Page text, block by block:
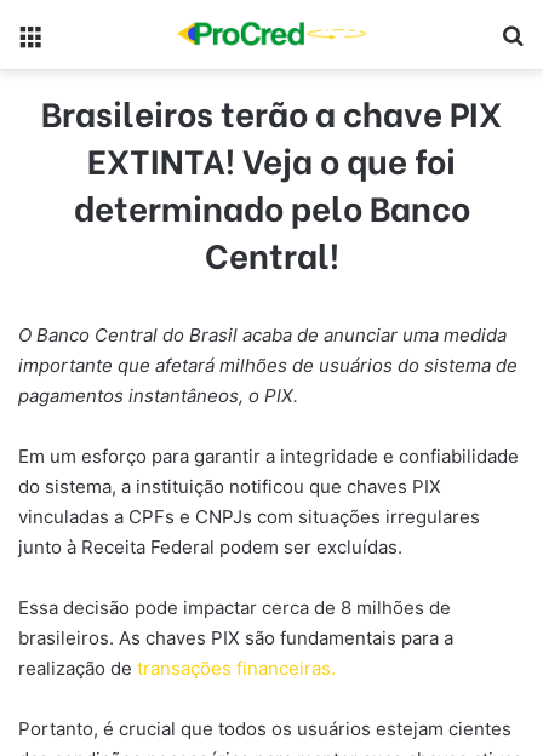
Brasileiros terão a chave PIX
EXTINTA! Veja o que foi
determinado pelo Banco
Central!
O Banco Central do Brasil acaba de anunciar uma medida
importante que afetará milhões de usuários do sistema de
pagamentos instantâneos, o PIX.
Em um esforço para garantir a integridade e confiabilidade
do sistema, a instituição notificou que chaves PIX
vinculadas a CPFs e CNPJs com situações irregulares
junto à Receita Federal podem ser excluídas.
Essa decisão pode impactar cerca de 8 milhões de
brasileiros. As chaves PIX são fundamentais para a
realização de transações financeiras.
Portanto, é crucial que todos os usuários estejam cientes